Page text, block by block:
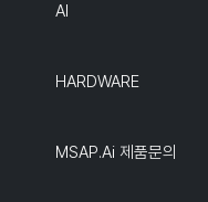
AI
HARDWARE
MSAP.ai 제품문의